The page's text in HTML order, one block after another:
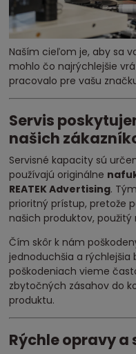
Naším cieľom je, aby sa
mohlo čo najrýchlejšie
pracovalo pre vašu
Servis
našich
Servisné kapacity sú
používajú originálne
REATEK Advertising.
prioritný prístup, pretože
našich produktov,
Čím skôr k nám
jednoduchšia a rýchlejšia
poškodeniach vieme
zbytočných zásahov do
produktu.
Rýchle opravy a